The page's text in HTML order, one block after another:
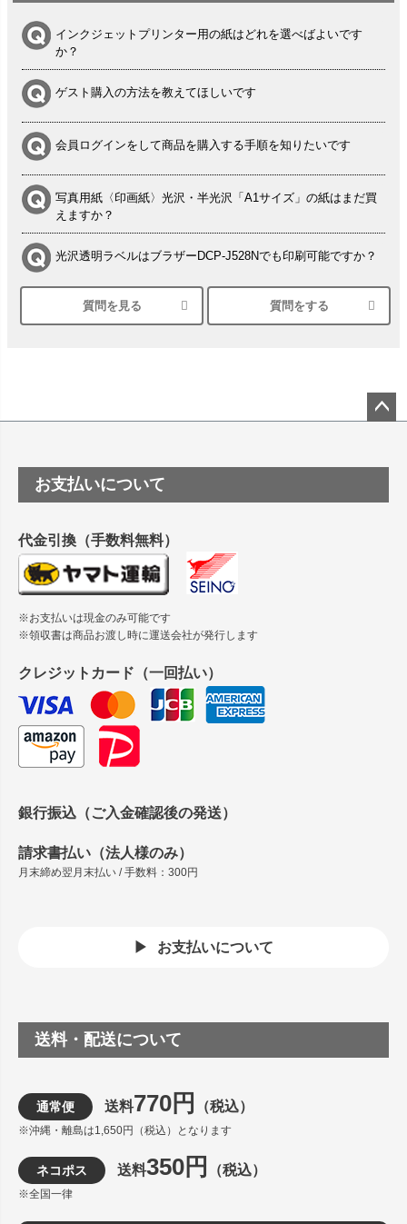
インクジェットプリンター用の紙はどれを選べばよいです
か？
ゲスト購入の方法を教えてほしいです
会員ログインをして商品を購入する手順を知りたいです
写真用紙〈印画紙〉光沢・半光沢「A1サイズ」の紙はまだ買
えますか？
光沢透明ラベルはブラザーDCP-J528Nでも印刷可能ですか？
シルバーペーパーにEPSON EP-30VAで印刷するときの設定
は？
塩ビのロール紙で離型紙が透明の商品はありますか
つや消し半透明ラベルのロールタイプはありますか？
縦420mm×横650mmの包装紙に適した紙はありますか？
質問を見る 質問をする
ップ
お支払いについて
代金引換（手数料無料）
※お支払いは現金のみ可能です
※領収書は商品お渡し時に運送会社が発行します
クレジットカード（一回払い）
銀行振込（ご入金確認後の発送）
請求書払い（法人様のみ）
月末締め翌月末払い / 手数料：300円
お支払いについて
送料・配送について
通常便 送料770円 （税込）
※沖縄・離島は1,650円（税込）となります
ネコポス 送料350円 （税込）
※全国一律